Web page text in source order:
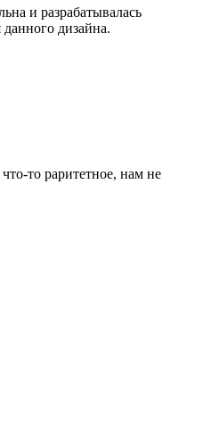
и разрабатывалась
дизайна.
то раритетное, нам не